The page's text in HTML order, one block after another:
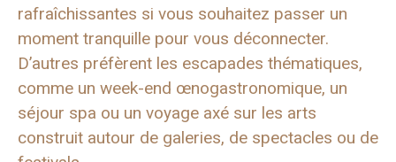
rafraîchissantes si vous souhaitez passer un
moment tranquille pour vous déconnecter.
D’autres préfèrent les escapades thématiques,
comme un week-end œnogastronomique, un
séjour spa ou un voyage axé sur les arts
construit autour de galeries, de spectacles ou de